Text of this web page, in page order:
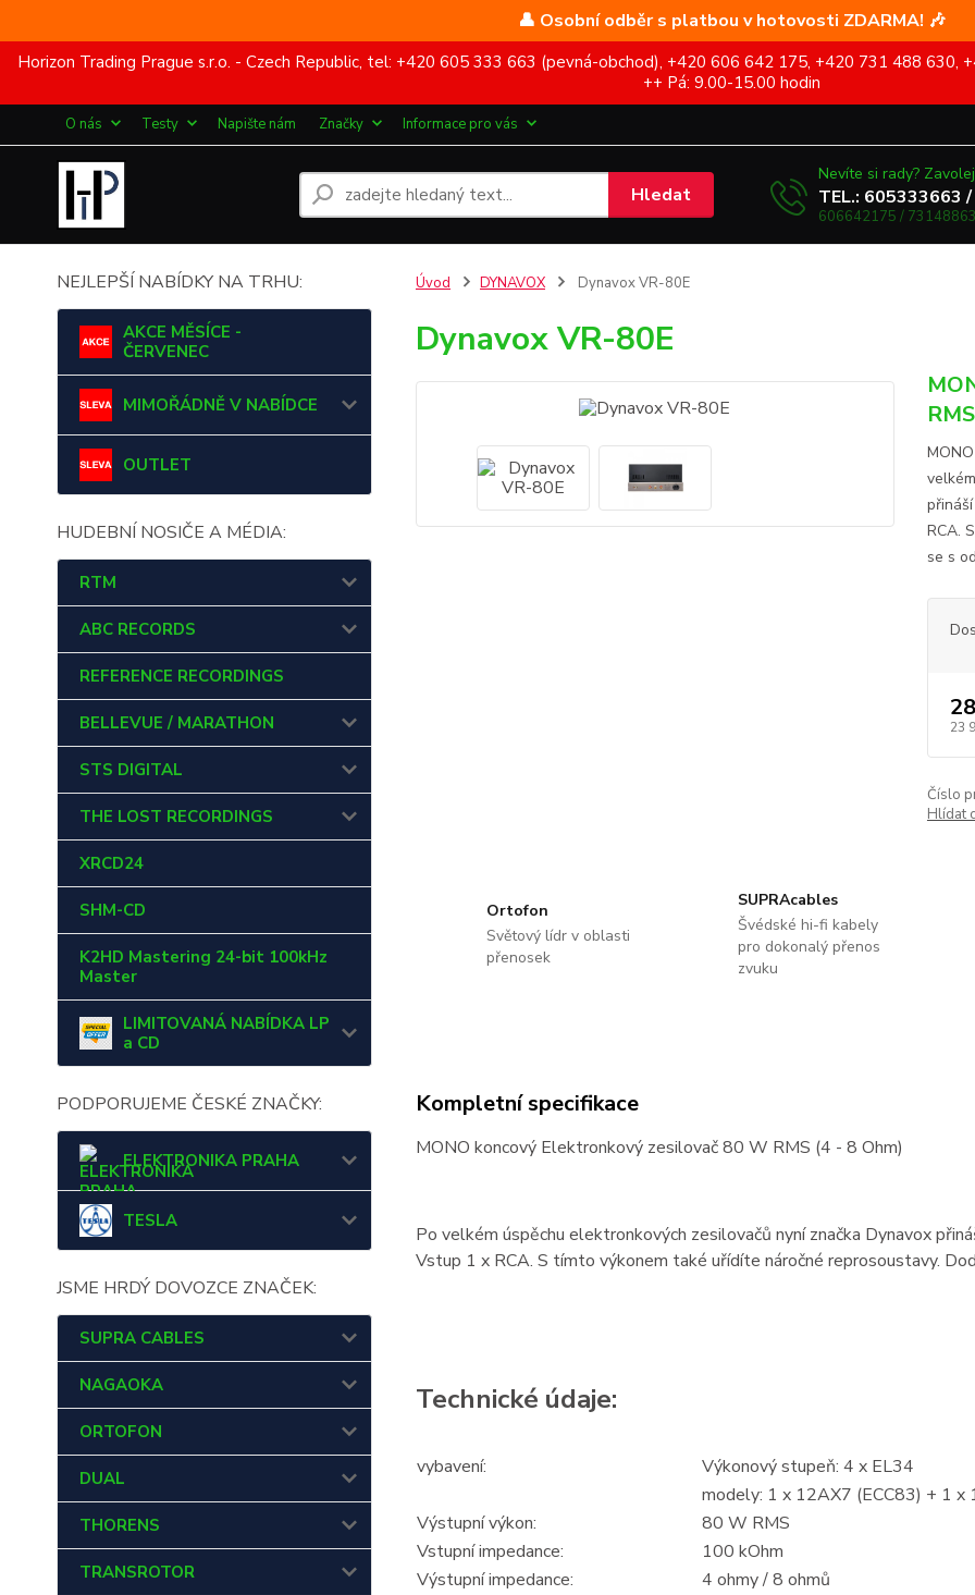
👤 Osobní odběr s platbou v hotovosti ZDARMA! 🎶
Horizon Trading Prague s.r.o. - Czech Republic, tel: +420 605 333 663 (pevná-obchod), +420 606 642 175, +420 731 488
++ Pá: 9.00-15.00 hodin
O nás Testy Napište nám Značky Informace pro vás
Hledat
Nevíte si rady?
TEL.: 605333663 /
606642175 /
NEJLEPŠÍ NABÍDKY NA TRHU:
AKCE MĚSÍCE -
ČERVENEC
MIMOŘÁDNĚ V NABÍDCE
OUTLET
HUDEBNÍ NOSIČE A MÉDIA:
RTM
ABC RECORDS
REFERENCE RECORDINGS
BELLEVUE / MARATHON
STS DIGITAL
THE LOST RECORDINGS
XRCD24
SHM-CD
K2HD Mastering 24-bit 100kHz
Master
LIMITOVANÁ NABÍDKA LP
a CD
PODPORUJEME ČESKÉ ZNAČKY:
ELEKTRONIKA PRAHA
TESLA
JSME HRDÝ DOVOZCE ZNAČEK:
SUPRA CABLES
NAGAOKA
ORTOFON
DUAL
THORENS
TRANSROTOR
Úvod DYNAVOX Dynavox VR-80E
Dynavox VR-80E
RCA.
se s
23
Číslo
Hlídat
Ortofon
Světový lídr v oblasti
přenosek
SUPRAcables
Švédské hi-fi kabely
pro dokonalý přenos
zvuku
Kompletní specifikace
MONO koncový Elektronkový zesilovač 80 W RMS (4 - 8 Ohm)
Po velkém úspěchu elektronkových zesilovačů nyní značka Dynavox
Vstup 1 x RCA. S tímto výkonem také uřídíte náročné reprosoustavy.
Technické údaje:
vybavení:
Výkonový stupeň: 4 x EL34
modely: 1 x 12AX7 (ECC83) + 1 x
Výstupní výkon:
80 W RMS
Vstupní impedance:
100 kOhm
Výstupní impedance:
4 ohmy / 8 ohmů